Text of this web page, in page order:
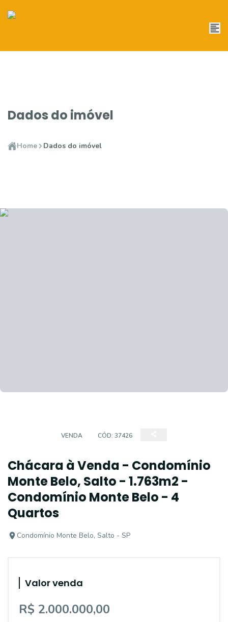
Dados do imóvel
Home Dados do imóvel
VENDA CÓD: 37426
Chácara à Venda - Condomínio
Monte Belo, Salto - 1.763m2 -
Condomínio Monte Belo - 4
Quartos
Condomínio Monte Belo, Salto - SP
Valor venda
R$ 2.000.000,00